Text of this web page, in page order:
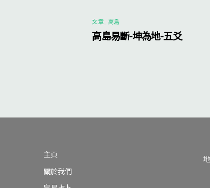
文章 高島
高島易斷-坤為地-五爻
主頁
關於我們